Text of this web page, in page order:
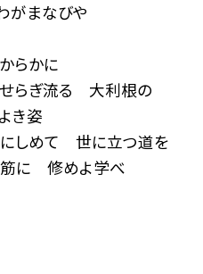
なびや
に
大利根の
に立つ道を
よ学べ